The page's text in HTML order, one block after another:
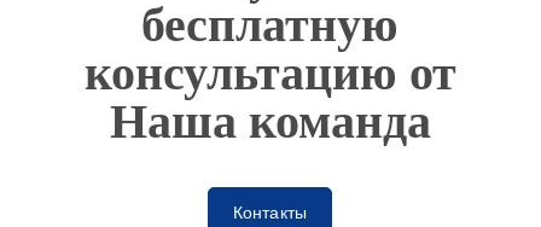
бесплатную
консультацию от
Наша команда
Контакты